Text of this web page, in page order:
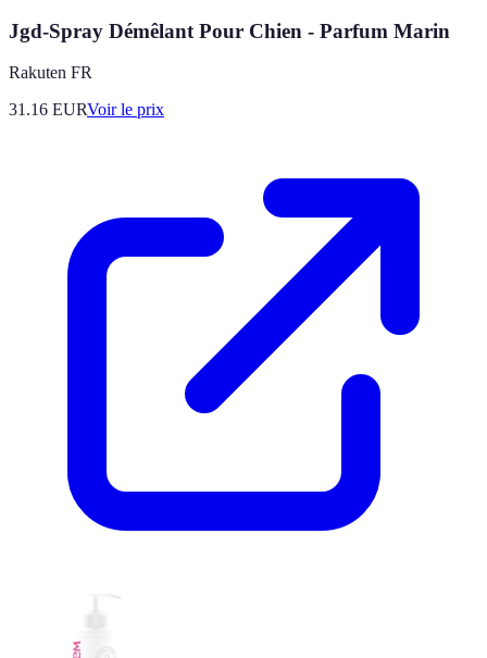
Jgd-Spray Démêlant Pour Chien - Parfum Marin
Rakuten FR
31.16 EURVoir le prix